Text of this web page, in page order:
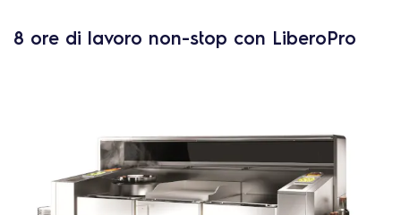
8 ore di lavoro non-stop con LiberoPro